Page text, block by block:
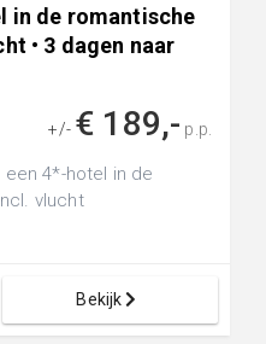
in de romantische
• 3 dagen naar
+/- € 189,- p.p.
een 4*-hotel in de
vlucht
Bekijk